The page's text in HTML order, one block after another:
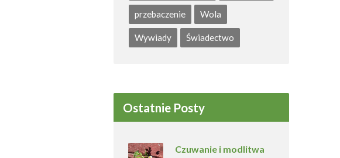
przebaczenie Wola
Wywiady Świadectwo
Ostatnie Posty
Czuwanie i modlitwa